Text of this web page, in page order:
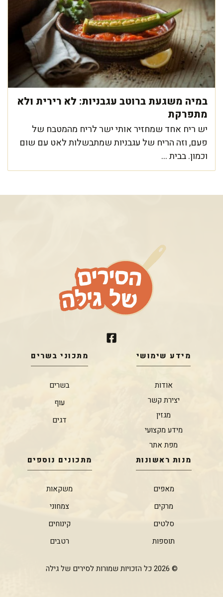
במיה משגעת ברוטב עגבניות: לא רירית ולא
מתפרקת
יש ריח אחד שמחזיר אותי ישר לריח מהמטבח של
פעם, וזה הריח של עגבניות שמתבשלות לאט עם שום
וכמון. בבית ...
מידע שימושי
אודות
יצירת קשר
מגזין
מידע מקצועי
מפת אתר
מתכוני בשרים
בשרים
עוף
דגים
מנות ראשונות
מאפים
מרקים
סלטים
תוספות
מתכונים נוספים
משקאות
צמחוני
קינוחים
רטבים
© 2026 כל הזכויות שמורות לסירים של גילה